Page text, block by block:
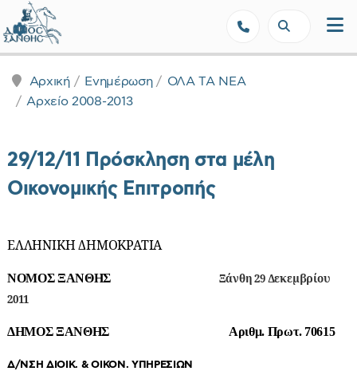
Αρχική Ενημέρωση
ΟΛΑ ΤΑ ΝΕΑ
Αρχείο 2008-2013
29/12/11 Πρόσκληση στα μέλη
Οικονομικής Επιτροπής
ΕΛΛΗΝΙΚΗ ΔΗΜΟΚΡΑΤΙΑ
ΝΟΜΟΣ ΞΑΝΘΗΣΞάνθη 29 Δεκεμβρίου
2011
ΔΗΜΟΣ ΞΑΝΘΗΣ Αριθμ. Πρωτ. 70615
Δ/ΝΣΗ ΔΙΟΙΚ. & ΟΙΚΟΝ. ΥΠΗΡΕΣΙΩΝ